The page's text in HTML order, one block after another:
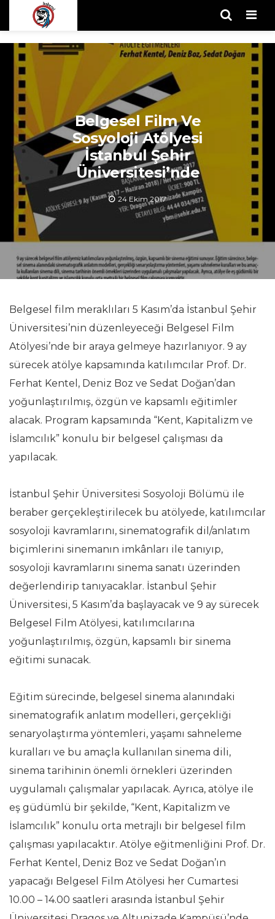
Belgesel Film Ve
Sosyoloji Atölyesi
İstanbul Şehir
Üniversitesi’nde
24 Ekim 2017
Belgesel film meraklıları 5 Kasım’da İstanbul Şehir
Üniversitesi’nin düzenleyeceği Belgesel Film
Atölyesi’nde bir araya gelmeye hazırlanıyor. 9 ay
sürecek atölye kapsamında katılımcılar Prof. Dr.
Ferhat Kentel, Deniz Boz ve Sedat Doğan’dan
yoğunlaştırılmış, özgün ve kapsamlı eğitimler
alacak. Program kapsamında “Kent, Kapitalizm ve
İslamcılık” konulu bir belgesel çalışması da
yapılacak.
İstanbul Şehir Üniversitesi Sosyoloji Bölümü ile
beraber gerçekleştirilecek bu atölyede, katılımcılar
sosyoloji kavramlarını, sinematografik dil/anlatım
biçimlerini sinemanın imkânları ile tanıyıp,
sosyoloji kavramlarını sinema sanatı üzerinden
değerlendirip tanıyacaklar. İstanbul Şehir
Üniversitesi, 5 Kasım’da başlayacak ve 9 ay sürecek
Belgesel Film Atölyesi, katılımcılarına
yoğunlaştırılmış, özgün, kapsamlı bir sinema
eğitimi sunacak.
Eğitim sürecinde, belgesel sinema alanındaki
sinematografik anlatım modelleri, gerçekliği
senaryolaştırma yöntemleri, yaşamı sahneleme
kuralları ve bu amaçla kullanılan sinema dili,
sinema tarihinin önemli örnekleri üzerinden
uygulamalı çalışmalar yapılacak. Ayrıca, atölye ile
eş güdümlü bir şekilde, “Kent, Kapitalizm ve
İslamcılık” konulu orta metrajlı bir belgesel film
çalışması yapılacaktır. Atölye eğitmenliğini Prof. Dr.
Ferhat Kentel, Deniz Boz ve Sedat Doğan’ın
yapacağı Belgesel Film Atölyesi her Cumartesi
10.00 – 14.00 saatleri arasında İstanbul Şehir